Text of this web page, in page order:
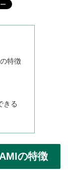
特徴
きる
の特徴